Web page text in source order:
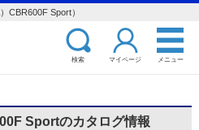
CBR600F Sport）
検索 マイページ メニュー
Sportのカタログ情報